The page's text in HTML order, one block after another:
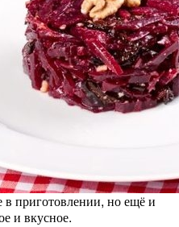
в приготовлении, но ещё и
и вкусное.